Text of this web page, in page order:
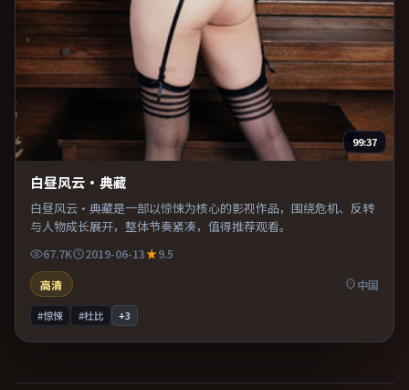
99:37
白昼风云·典藏
白昼风云·典藏是一部以惊悚为核心的影视作品，围绕危机、反转
与人物成长展开，整体节奏紧凑，值得推荐观看。
67.7K 2019-06-13
9.5
高清
中国
#惊悚 #杜比 +3